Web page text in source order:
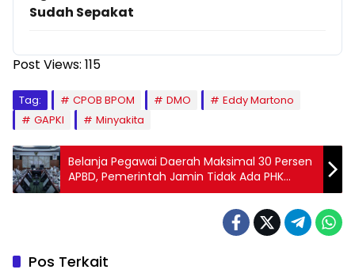
Sudah Sepakat
Post Views: 115
Tag: CPOB BPOM DMO
Eddy Martono
GAPKI
Minyakita
Belanja Pegawai Daerah Maksimal 30 Persen
APBD, Pemerintah Jamin Tidak Ada PHK
Massal PPPK
Pos Terkait